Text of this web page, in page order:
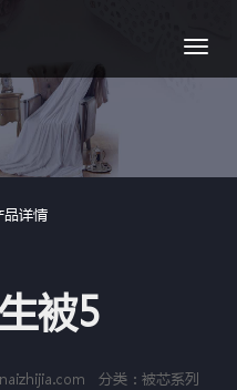
导
航
品详情
被5
分类：被芯系列